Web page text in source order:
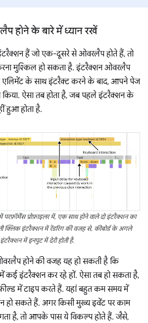
होने के बारे में ध्यान रखें
हैं जो एक-दूसरे से ओवरलैप होते हैं, तो
मुश्किल हो सकता है. इंटरैक्शन ओवरलैप
एलिमेंट के साथ इंटरैक्ट करने के बाद, आपने पेज
ऐसा तब होता है, जब पहले इंटरैक्शन के
हुआ होता है.
प्रोफ़ाइलर में, एक साथ होने वाले दो इंटरैक्शन का
इंटरैक्शन में रेंडरिंग की वजह से, कीबोर्ड के अगले
इंटरैक्शन में इनपुट में देरी होती है.
होने की वजह यह हो सकती है कि
कई इंटरैक्शन कर रहे हों. ऐसा तब हो सकता है,
में टाइप करते हैं. यहां बहुत कम समय में
हो सकते हैं. अगर किसी मुख्य इवेंट पर काम
है, तो आपके पास ये विकल्प होते हैं. जैसे,